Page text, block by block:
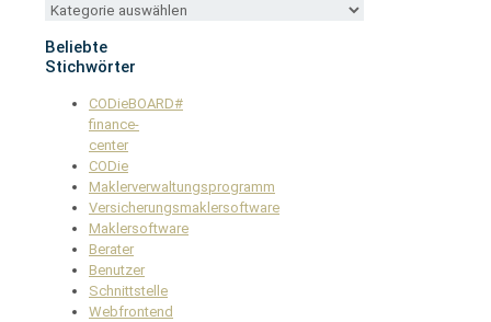
Kategorien
Beliebte
Stichwörter
CODieBOARD#
finance-
center
CODie
Maklerverwaltungsprogramm
Versicherungsmaklersoftware
Maklersoftware
Berater
Benutzer
Schnittstelle
Webfrontend